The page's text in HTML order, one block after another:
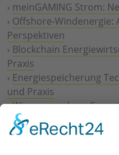
› meinGAMING Strom:
› Offshore-Windenergie:
Perspektiven
› Blockchain
Praxis
› Energiespeicherung
und Praxis
›Wie erneuerbare
Digitalisierung
Prozesse